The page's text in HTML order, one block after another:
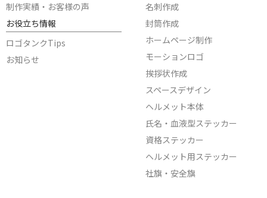
制作実績・お客様の声
お役立ち情報
ロゴタンクTips
お知らせ
名刺作成
封筒作成
ホームページ制作
モーションロゴ
挨拶状作成
スペースデザイン
ヘルメット本体
氏名・血液型ステッカー
資格ステッカー
ヘルメット用ステッカー
社旗・安全旗